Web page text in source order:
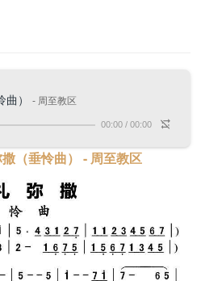
） - 周至教区
00:00 / 00:00
（垂怜曲） - 周至教区